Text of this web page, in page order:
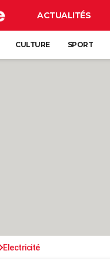
ACTUALITÉS
CULTURE SPORT
Electricité